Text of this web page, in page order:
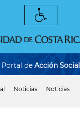
Portal de Acción Social
Noticias Noticias